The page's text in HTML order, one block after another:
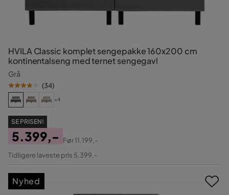
HVILA Classic komplet sengepakke 160x200 cm
kontinentalseng med ternet sengegavl
Grå
(34)
+4
SE PRISEN!
Pris
5.399,-
Original
Før11.199,-
Tidligere laveste pris 5.399,-
Nyhed